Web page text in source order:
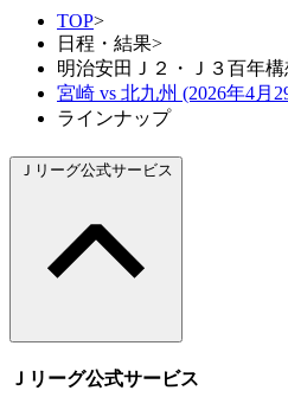
TOP>
日程・結果>
明治安田Ｊ２・Ｊ３百年
宮崎 vs 北九州 (2026年4月
ラインナップ
Ｊリーグ公式サービス
Ｊリーグ公式サービス